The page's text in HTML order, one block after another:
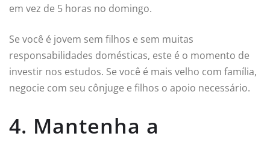
em vez de 5 horas no domingo.
Se você é jovem sem filhos e sem muitas
responsabilidades domésticas, este é o momento de
investir nos estudos. Se você é mais velho com família,
negocie com seu cônjuge e filhos o apoio necessário.
4. Mantenha a